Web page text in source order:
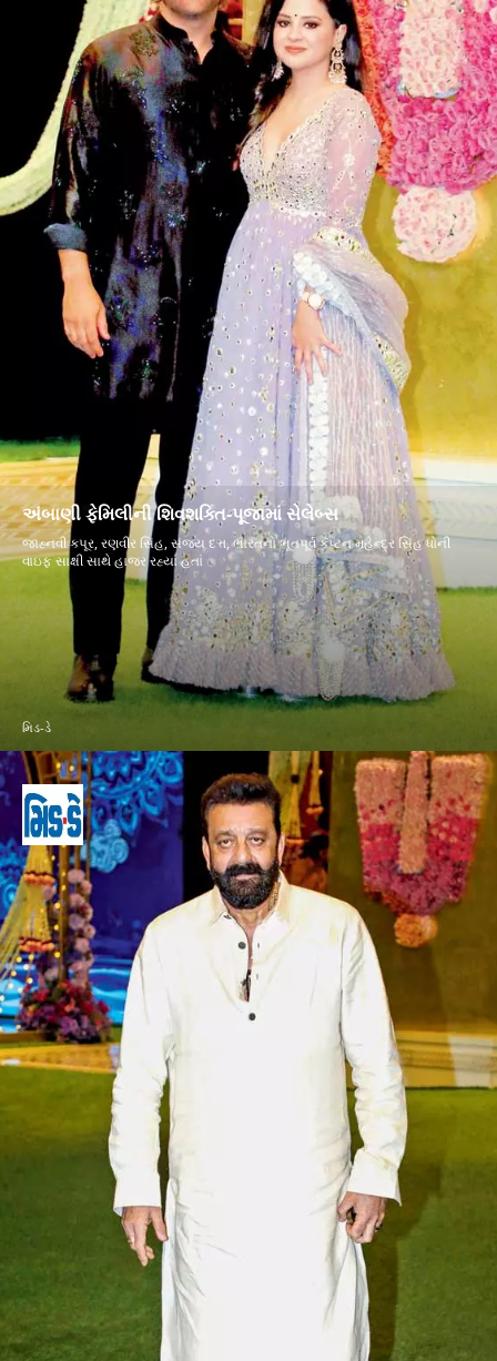
અંબાણી ફેમિલીની શિવશક્તિ-પૂજામાં સેલેબ્સ
જાહ્‍નવી કપૂર, રણવીર સિંહ, સંજય દત્ત, ભારતનો ભૂતપૂર્વ કૅપ્ટન મહેન્દ્ર સિંહ ધોની
વાઇફ સાક્ષી સાથે હાજર રહ્યાં હતાં
મિડ-ડે